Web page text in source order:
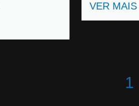
VER MAIS
1